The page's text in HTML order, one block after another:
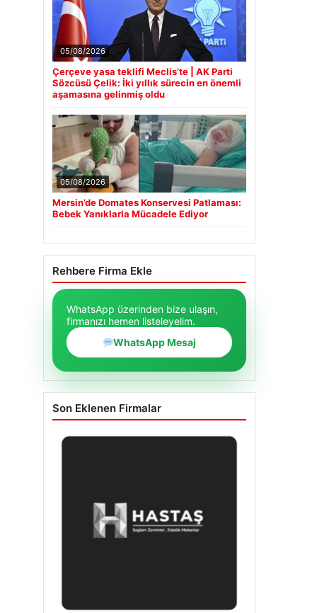
05/08/2026
Çerçeve yasa teklifi Meclis’te | AK Parti
Sözcüsü Çelik: İki yıllık sürecin en önemli
aşamasına gelinmiş oldu
05/08/2026
Mersin’de Domates Konservesi Patlaması:
Bebek Yanıklarla Mücadele Ediyor
Rehbere Firma Ekle
WhatsApp üzerinden bize ulaşın,
firmanızı hemen listeleyelim.
WhatsApp Mesaj
Son Eklenen Firmalar